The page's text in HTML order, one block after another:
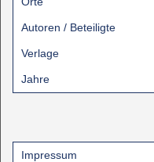
Autoren / Beteiligte
Verlage
Jahre
Impressum